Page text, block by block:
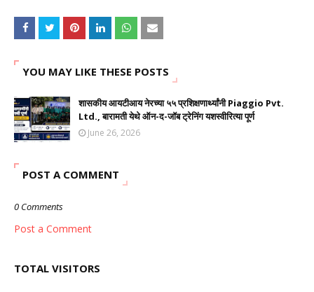
YOU MAY LIKE THESE POSTS
शासकीय आयटीआय नेरच्या ५५ प्रशिक्षणार्थ्यांनी Piaggio Pvt.
Ltd., बारामती येथे ऑन-द-जॉब ट्रेनिंग यशस्वीरित्या पूर्ण
June 26, 2026
POST A COMMENT
0 Comments
Post a Comment
TOTAL VISITORS